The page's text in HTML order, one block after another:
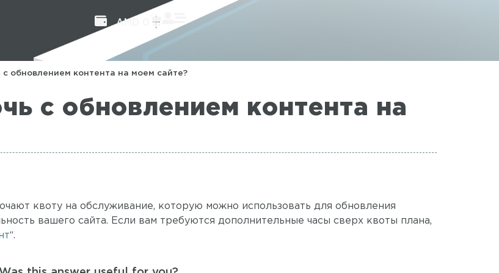
AMD
обновлением контента на моем сайте?
с обновлением контента на
квоту на обслуживание, которую можно использовать для обновления
вашего сайта. Если вам требуются дополнительные часы сверх квоты плана,
“.